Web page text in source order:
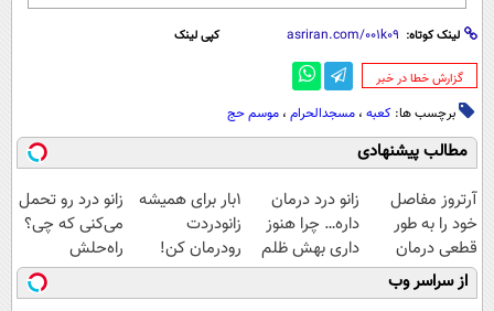
لینک کوتاه: کپی لینک
‌گزارش خطا در خبر
برچسب ها: کعبه ، مسجدالحرام ، موسم حج
مطالب پیشنهادی
آرتروز مفاصل
خود را به طور
قطعی درمان
کنید!
◗پرسش‌نامه◖
زانو درد درمان
داره… چرا هنوز
داری بهش ظلم
می‌کنی؟
1بار برای همیشه
زانودردت
رودرمان کن!
(تکنولوژی آلمان)
◂پرسشنامه▸
زانو درد رو تحمل
می‌کنی که چی؟
راه‌حلش
همین‌جاست!
از سراسر وب